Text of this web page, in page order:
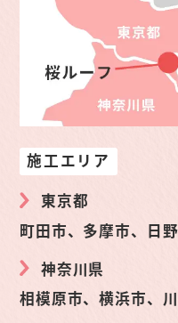
施工エリア
東京都
町田市、多摩市、日
神奈川県
相模原市、横浜市、